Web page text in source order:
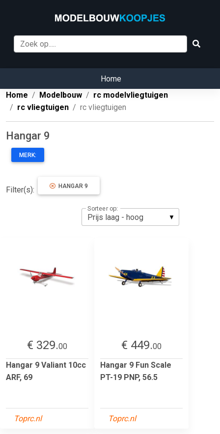
Home
Home
Modelbouw
rc modelvliegtuigen
rc vliegtuigen
rc vliegtuigen
Hangar 9
MERK:
Filter(s): HANGAR 9
Sorteer op:
€ 329.00
Hangar 9 Valiant 10cc
ARF, 69
Toprc.nl
€ 449.00
Hangar 9 Fun Scale
PT-19 PNP, 56.5
Toprc.nl